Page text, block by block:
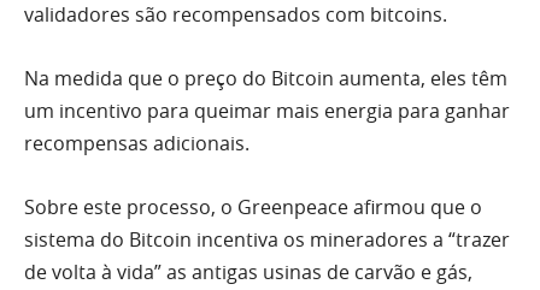
validadores são recompensados ​​com bitcoins.
Na medida que o preço do Bitcoin aumenta, eles têm
um incentivo para queimar mais energia para ganhar
recompensas adicionais.
Sobre este processo, o Greenpeace afirmou que o
sistema do Bitcoin incentiva os mineradores a “trazer
de volta à vida” as antigas usinas de carvão e gás,